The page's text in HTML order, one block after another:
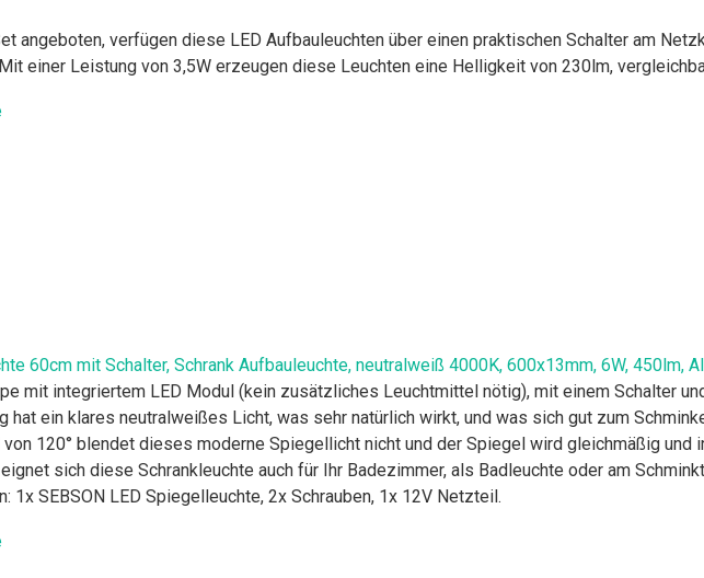
angeboten, verfügen diese LED Aufbauleuchten über einen praktischen Schalter am
einer Leistung von 3,5W erzeugen diese Leuchten eine Helligkeit von 230lm,
60cm mit Schalter, Schrank Aufbauleuchte, neutralweiß 4000K, 600x13mm, 6W, 450lm,
mit integriertem LED Modul (kein zusätzliches Leuchtmittel nötig), mit einem Schalter
hat ein klares neutralweißes Licht, was sehr natürlich wirkt, und was sich gut zum
120° blendet dieses moderne Spiegellicht nicht und der Spiegel wird gleichmäßig und
sich diese Schrankleuchte auch für Ihr Badezimmer, als Badleuchte oder am
1x SEBSON LED Spiegelleuchte, 2x Schrauben, 1x 12V Netzteil.